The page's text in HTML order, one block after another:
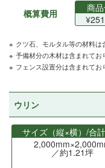
概算費用
商
クツ石、モルタル等の材料は
予備材分の木材は含まれてお
フェンス設置分は含まれてお
ウリン
サイズ（縦×横）/合
／約1.21坪